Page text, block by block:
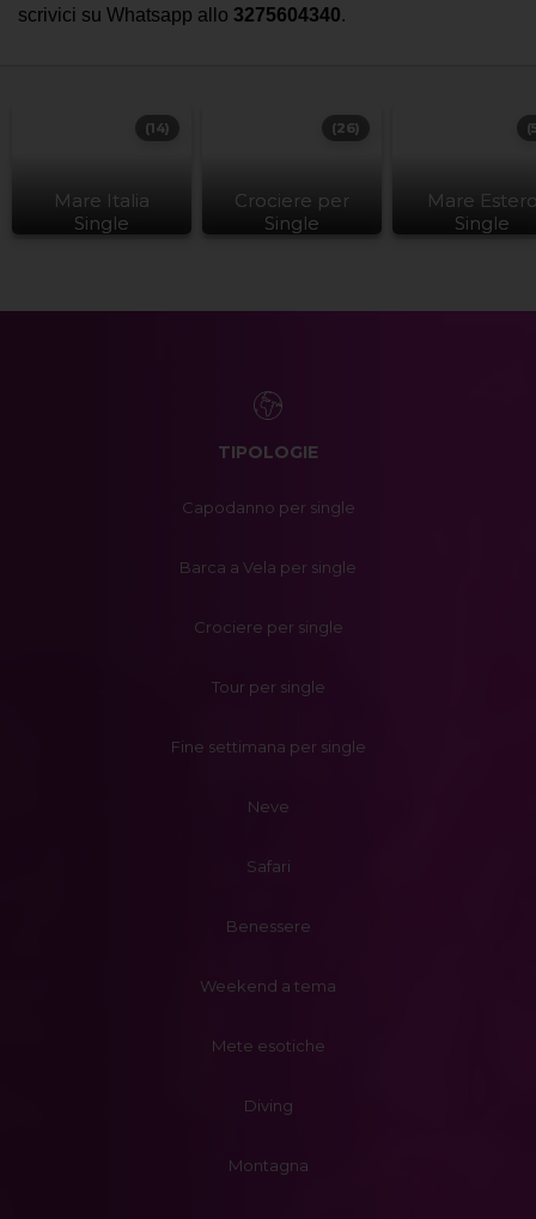
scrivici su Whatsapp allo 3275604340.
Mare Italia
Single
(14)
Crociere per
Single
(26)
Mare
Single
TIPOLOGIE
Capodanno per single
Barca a Vela per single
Crociere per single
Tour per single
Fine settimana per single
Neve
Safari
Benessere
Weekend a tema
Mete esotiche
Diving
Montagna